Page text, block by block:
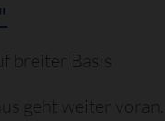
breiter Basis
geht weiter